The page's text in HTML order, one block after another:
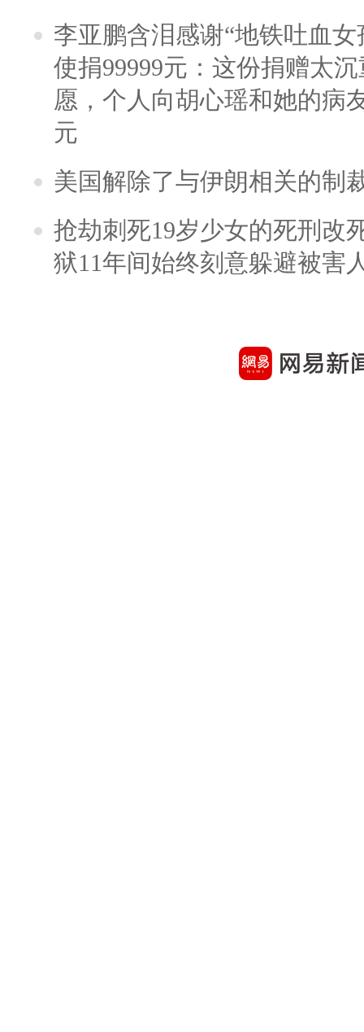
李亚鹏含泪感谢“地铁吐血
使捐99999元：这份捐赠太
愿，个人向胡心瑶和她的病
元
美国解除了与伊朗相关的制
抢劫刺死19岁少女的死刑改
狱11年间始终刻意躲避被害